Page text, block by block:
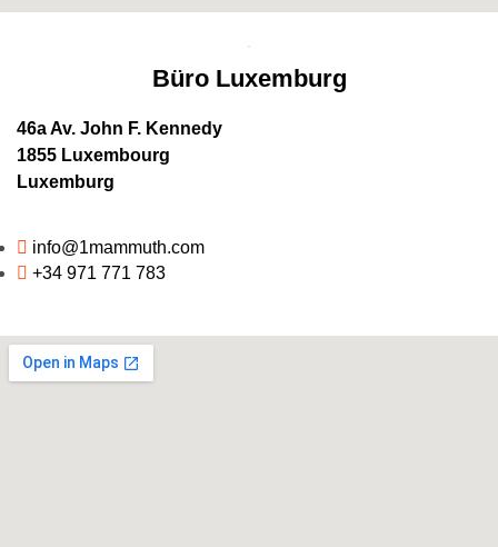
Büro Luxemburg
46a Av. John F. Kennedy
1855 Luxembourg
Luxemburg
info@1mammuth.com
+34 971 771 783